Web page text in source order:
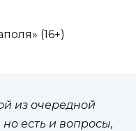
(16+)
из очередной
есть и вопросы,